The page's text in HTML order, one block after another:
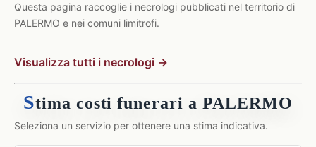
Questa pagina raccoglie i necrologi pubblicati nel territorio di
PALERMO e nei comuni limitrofi.
Visualizza tutti i necrologi →
Stima costi funerari a PALERMO
Seleziona un servizio per ottenere una stima indicativa.